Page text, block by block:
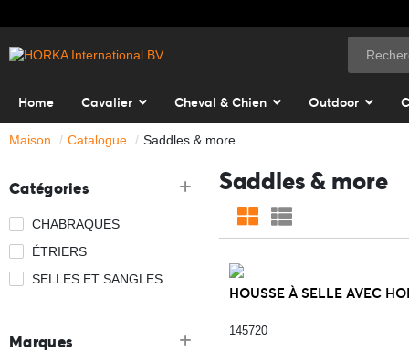
Home Cavalier Cheval & Chien Outdoor
Maison Catalogue Saddles & more
Catégories
CHABRAQUES
ÉTRIERS
SELLES ET SANGLES
Marques
Saddles & more
HOUSSE À SELLE AVEC
145720